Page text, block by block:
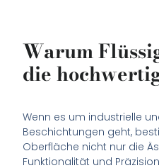
Warum
die
Wenn es um industrielle
Beschichtungen geht,
Oberfläche nicht nur die
Funktionalität und